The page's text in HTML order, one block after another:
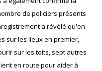
de policiers présents
a révélé qu'en
sur les lieux en premier,
sur les toits, sept autres
en route pour aider à